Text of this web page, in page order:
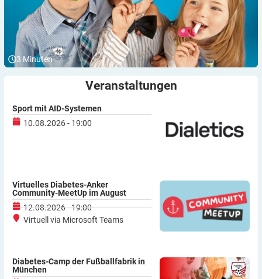
3 Minuten
Veranstaltungen
Sport mit AID-Systemen
10.08.2026 - 19:00
Virtuelles Diabetes-Anker
Community-MeetUp im August
12.08.2026 - 19:00
Virtuell via Microsoft Teams
Diabetes-Camp der Fußballfabrik in
München